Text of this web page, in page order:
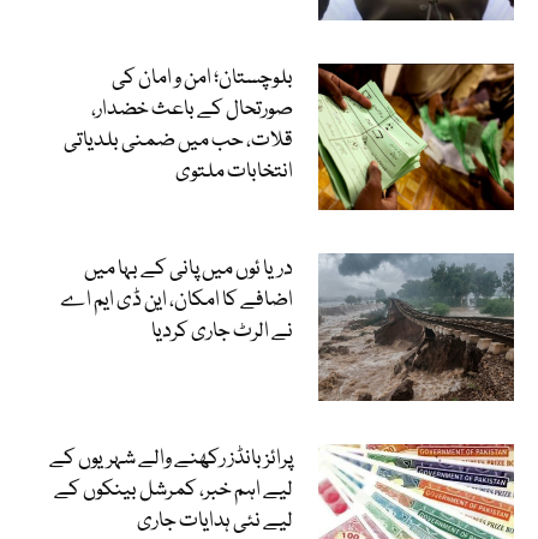
بلوچستان؛ امن و امان کی
صورتحال کے باعث خضدار،
قلات، حب میں ضمنی بلدیاتی
انتخابات ملتوی
دریا ئوں میں پانی کے بہا میں
اضافے کا امکان، این ڈی ایم اے
نے الرٹ جاری کردیا
پرائز بانڈز رکھنے والے شہریوں کے
لیے اہم خبر، کمرشل بینکوں کے
لیے نئی ہدایات جاری